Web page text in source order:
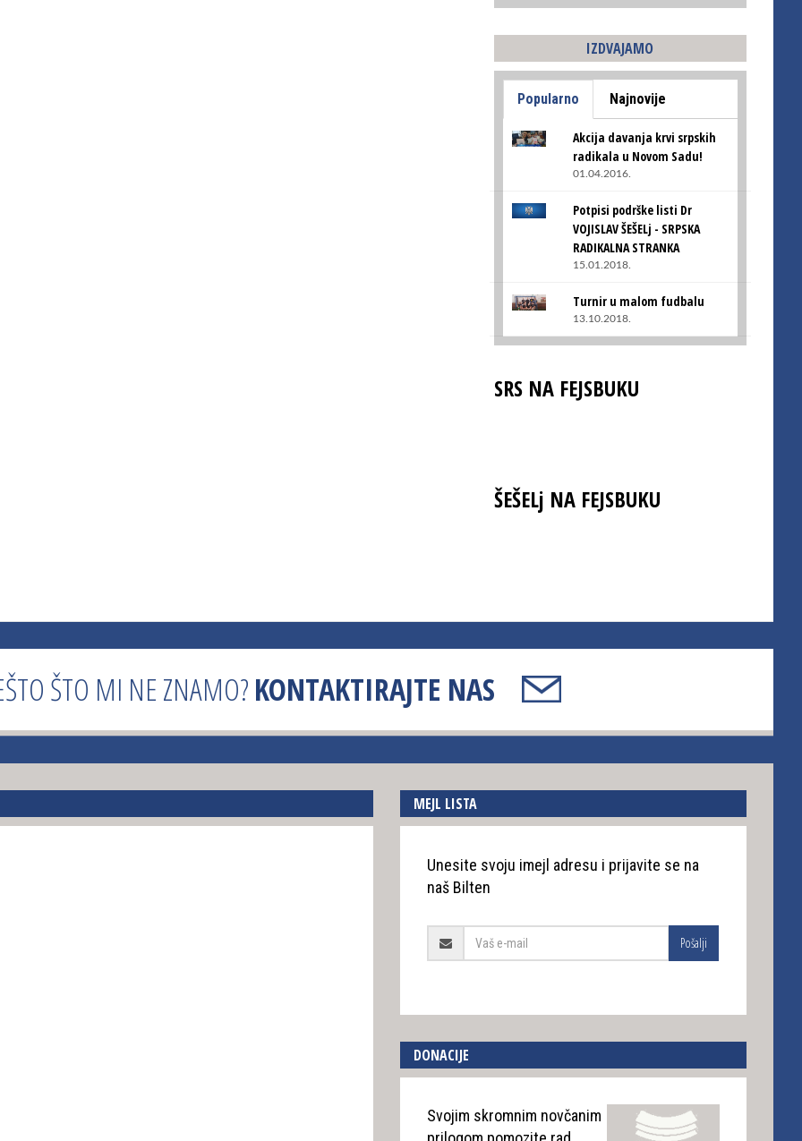
IZDVAJAMO
Popularno Najnovije
Akcija davanja krvi srpskih
radikala u Novom Sadu!
01.04.2016.
Potpisi podrške listi Dr
VOJISLAV ŠEŠELj - SRPSKA
RADIKALNA STRANKA
15.01.2018.
Turnir u malom fudbalu
13.10.2018.
SRS NA FEJSBUKU
ŠEŠELj NA FEJSBUKU
ŠTO MI NE ZNAMO?KONTAKTIRAJTE NAS
MEJL LISTA
Unesite svoju imejl adresu i prijavite se na
naš Bilten
Pošalji
DONACIJE
Svojim skromnim novčanim